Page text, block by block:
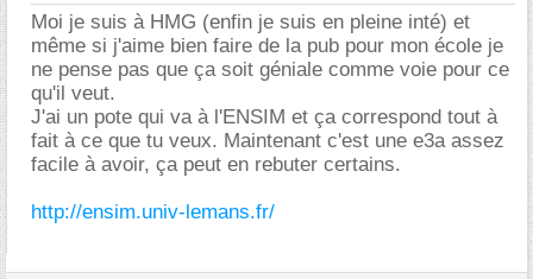
Moi je suis à HMG (enfin je suis en pleine inté) et
même si j'aime bien faire de la pub pour mon école je
ne pense pas que ça soit géniale comme voie pour ce
qu'il veut.
J'ai un pote qui va à l'ENSIM et ça correspond tout à
fait à ce que tu veux. Maintenant c'est une e3a assez
facile à avoir, ça peut en rebuter certains.
http://ensim.univ-lemans.fr/